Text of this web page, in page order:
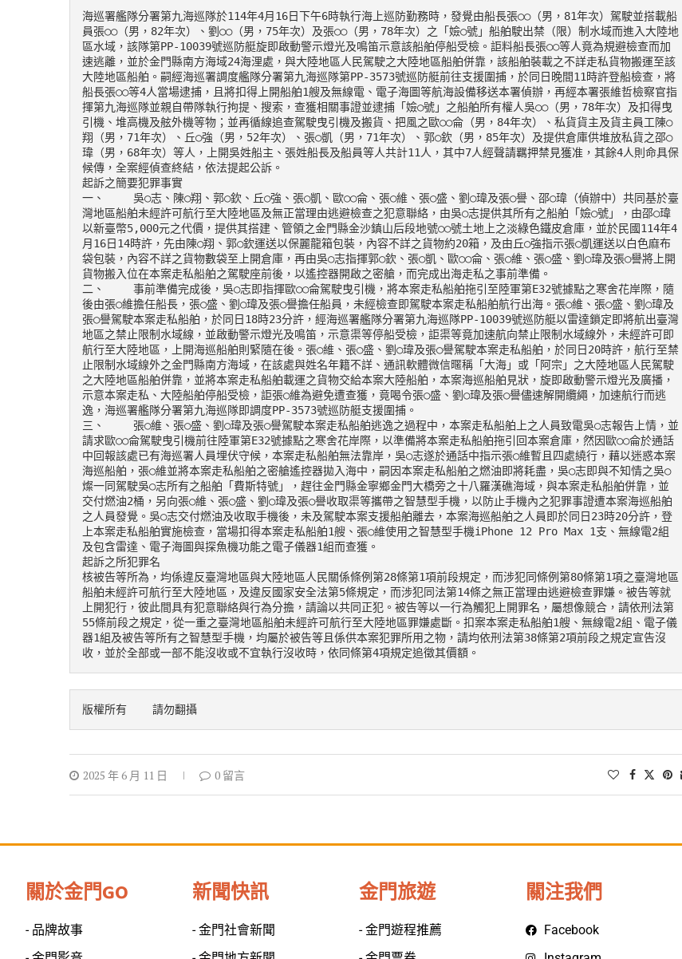
海巡署艦隊分署第九海巡隊於114年4月16日下午6時執行海上巡防勤務時，發覺由船長張○○（男，81年次）駕駛並搭載船
員張○○（男，82年次）、劉○○（男，75年次）及張○○（男，78年次）之「嬐○號」船舶駛出禁（限）制水域而進入大陸地
區水域，該隊第PP-10039號巡防艇旋即啟動警示燈光及鳴笛示意該船舶停船受檢。詎料船長張○○等人竟為規避檢查而加
速逃離，並於金門縣南方海域24海浬處，與大陸地區人民駕駛之大陸地區船舶併靠，該船舶裝載之不詳走私貨物搬運至該
大陸地區船舶。嗣經海巡署調度艦隊分署第九海巡隊第PP-3573號巡防艇前往支援圍捕，於同日晚間11時許登船檢查，將
船長張○○等4人當場逮捕，且將扣得上開船舶1艘及無線電、電子海圖等航海設備移送本署偵辦，再經本署張維哲檢察官指
揮第九海巡隊並親自帶隊執行拘提、搜索，查獲相關事證並逮捕「嬐○號」之船舶所有權人吳○○（男，78年次）及扣得曳
引機、堆高機及舷外機等物；並再循線追查駕駛曳引機及搬貨、把風之歐○○侖（男，84年次）、私貨貨主及貨主員工陳○
翔（男，71年次）、丘○強（男，52年次）、張○凱（男，71年次）、郭○欽（男，85年次）及提供倉庫供堆放私貨之邵○
瑋（男，68年次）等人，上開吳姓船主、張姓船長及船員等人共計11人，其中7人經聲請羈押禁見獲准，其餘4人則命具保
候傳，全案經偵查終結，依法提起公訴。
起訴之簡要犯罪事實
一、	吳○志、陳○翔、郭○欽、丘○強、張○凱、歐○○侖、張○維、張○盛、劉○瑋及張○譽、邵○瑋（偵辦中）共同基於臺
灣地區船舶未經許可航行至大陸地區及無正當理由逃避檢查之犯意聯絡，由吳○志提供其所有之船舶「嬐○號」，由邵○瑋
以新臺幣5,000元之代價，提供其搭建、管領之金門縣金沙鎮山后段地號○○號土地上之淡綠色鐵皮倉庫，並於民國114年4
月16日14時許，先由陳○翔、郭○欽運送以保麗龍箱包裝，內容不詳之貨物約20箱，及由丘○強指示張○凱運送以白色麻布
袋包裝，內容不詳之貨物數袋至上開倉庫，再由吳○志指揮郭○欽、張○凱、歐○○侖、張○維、張○盛、劉○瑋及張○譽將上開
貨物搬入位在本案走私船舶之駕駛座前後，以遙控器開啟之密艙，而完成出海走私之事前準備。
二、	事前準備完成後，吳○志即指揮歐○○侖駕駛曳引機，將本案走私船舶拖引至陸軍第E32號據點之寒舍花岸際，隨
後由張○維擔任船長，張○盛、劉○瑋及張○譽擔任船員，未經檢查即駕駛本案走私船舶航行出海。張○維、張○盛、劉○瑋及
張○譽駕駛本案走私船舶，於同日18時23分許，經海巡署艦隊分署第九海巡隊PP-10039號巡防艇以雷達鎖定即將航出臺灣
地區之禁止限制水域線，並啟動警示燈光及鳴笛，示意渠等停船受檢，詎渠等竟加速航向禁止限制水域線外，未經許可即
航行至大陸地區，上開海巡船舶則緊隨在後。張○維、張○盛、劉○瑋及張○譽駕駛本案走私船舶，於同日20時許，航行至禁
止限制水域線外之金門縣南方海域，在該處與姓名年籍不詳、通訊軟體微信暱稱「大海」或「阿宗」之大陸地區人民駕駛
之大陸地區船舶併靠，並將本案走私船舶載運之貨物交給本案大陸船舶，本案海巡船舶見狀，旋即啟動警示燈光及廣播，
示意本案走私、大陸船舶停船受檢，詎張○維為避免遭查獲，竟喝令張○盛、劉○瑋及張○譽儘速解開纜繩，加速航行而逃
逸，海巡署艦隊分署第九海巡隊即調度PP-3573號巡防艇支援圍捕。
三、	張○維、張○盛、劉○瑋及張○譽駕駛本案走私船舶逃逸之過程中，本案走私船舶上之人員致電吳○志報告上情，並
請求歐○○侖駕駛曳引機前往陸軍第E32號據點之寒舍花岸際，以準備將本案走私船舶拖引回本案倉庫，然因歐○○侖於通話
中回報該處已有海巡署人員埋伏守候，本案走私船舶無法靠岸，吳○志遂於通話中指示張○維暫且四處繞行，藉以迷惑本案
海巡船舶，張○維並將本案走私船舶之密艙遙控器拋入海中，嗣因本案走私船舶之燃油即將耗盡，吳○志即與不知情之吳○
燦一同駕駛吳○志所有之船舶「費斯特號」，趕往金門縣金寧鄉金門大橋旁之十八羅漢礁海域，與本案走私船舶併靠，並
交付燃油2桶，另向張○維、張○盛、劉○瑋及張○譽收取渠等攜帶之智慧型手機，以防止手機內之犯罪事證遭本案海巡船舶
之人員發覺。吳○志交付燃油及收取手機後，未及駕駛本案支援船舶離去，本案海巡船舶之人員即於同日23時20分許，登
上本案走私船舶實施檢查，當場扣得本案走私船舶1艘、張○維使用之智慧型手機iPhone 12 Pro Max 1支、無線電2組
及包含雷達、電子海圖與探魚機功能之電子儀器1組而查獲。
起訴之所犯罪名
核被告等所為，均係違反臺灣地區與大陸地區人民關係條例第28條第1項前段規定，而涉犯同條例第80條第1項之臺灣地區
船舶未經許可航行至大陸地區，及違反國家安全法第5條規定，而涉犯同法第14條之無正當理由逃避檢查罪嫌。被告等就
上開犯行，彼此間具有犯意聯絡與行為分擔，請論以共同正犯。被告等以一行為觸犯上開罪名，屬想像競合，請依刑法第
55條前段之規定，從一重之臺灣地區船舶未經許可航行至大陸地區罪嫌處斷。扣案本案走私船舶1艘、無線電2組、電子儀
器1組及被告等所有之智慧型手機，均屬於被告等且係供本案犯罪所用之物，請均依刑法第38條第2項前段之規定宣告沒
收，並於全部或一部不能沒收或不宜執行沒收時，依同條第4項規定追徵其價額。
版權所有    請勿翻攝
2025 年 6 月 11 日 0 留言
關於金門GO
- 品牌故事
新聞快訊
- 金門社會新聞
金門旅遊
- 金門遊程推薦
關注我們
Facebook